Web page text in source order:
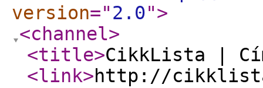
version="2.0">
<channel>
<title>CikkLista |
<link>http://